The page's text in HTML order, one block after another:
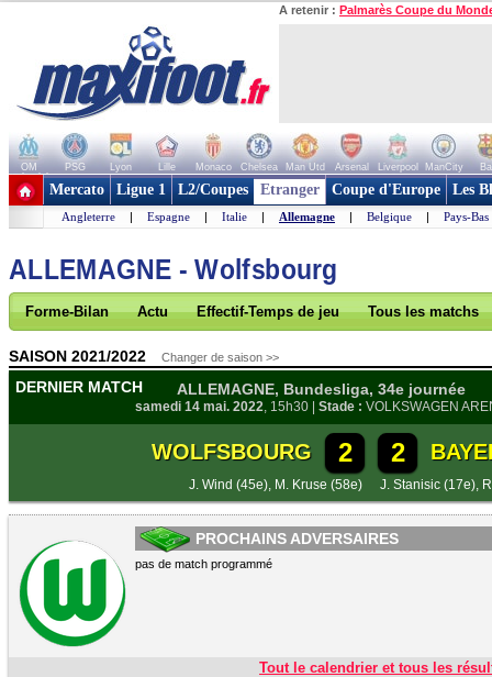
A retenir : Palmarès Coupe du
OM PSG Lyon Lille Monaco Chelsea Man Utd Arsenal Liverpool ManCity
+ de clubs
Mercato Ligue 1 L2/Coupes Etranger Coupe d'Europe Les
Angleterre | Espagne | Italie | Allemagne | Belgique | Pays-Bas
ALLEMAGNE - Wolfsbourg
Forme-Bilan Actu Effectif-Temps de jeu Tous les matchs
SAISON 2021/2022 Changer de saison >>
DERNIER MATCH ALLEMAGNE, Bundesliga, 34e journée
samedi 14 mai. 2022, 15h30 | Stade : VOLKSWAGEN
WOLFSBOURG 2 2
J. Wind (45e), M. Kruse (58e) J. Stanisic (17e),
PROCHAINS ADVERSAIRES
pas de match programmé
Tout le calendrier et tous les